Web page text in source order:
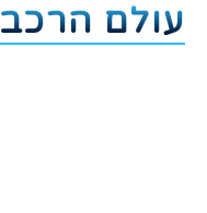
עולם הרכב